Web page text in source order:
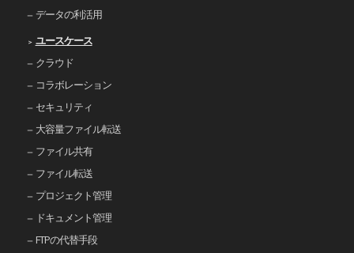
データの利活用
ユースケース
クラウド
コラボレーション
セキュリティ
大容量ファイル転送
ファイル共有
ファイル転送
プロジェクト管理
ドキュメント管理
FTPの代替手段